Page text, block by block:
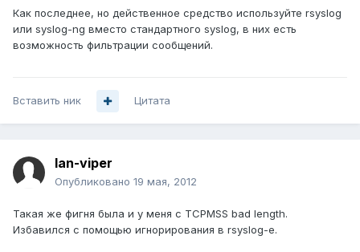
Как последнее, но действенное средство используйте rsyslog
или syslog-ng вместо стандартного syslog, в них есть
возможность фильтрации сообщений.
Вставить ник Цитата
lan-viper
Опубликовано 19 мая, 2012
Такая же фигня была и у меня с TCPMSS bad length.
Избавился с помощью игнорирования в rsyslog-е.